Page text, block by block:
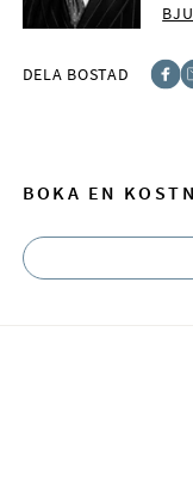
DELA BOSTAD
BOKA EN